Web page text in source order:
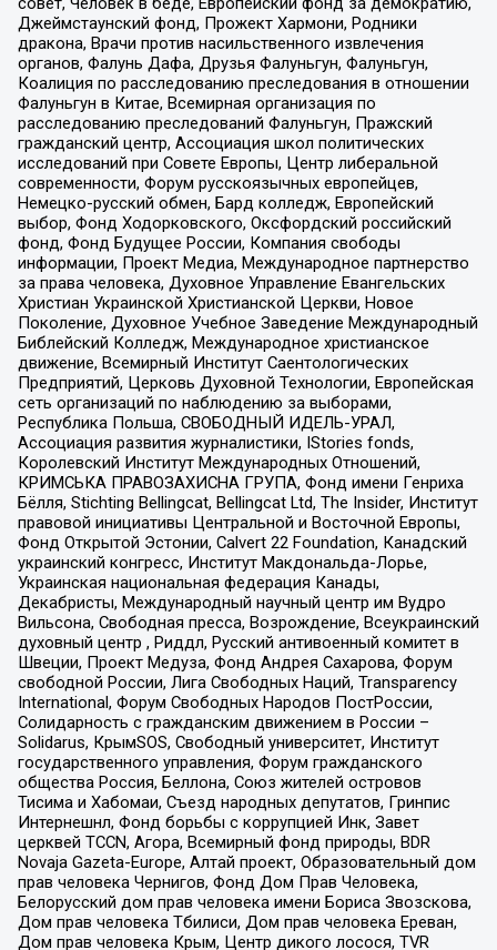
Джеймстаунский фонд, Прожект Хармони, Родники
дракона, Врачи против насильственного извлечения
органов, Фалунь Дафа, Друзья Фалуньгун, Фалуньгун,
Коалиция по расследованию преследования в отношении
Фалуньгун в Китае, Всемирная организация по
расследованию преследований Фалуньгун, Пражский
гражданский центр, Ассоциация школ политических
исследований при Совете Европы, Центр либеральной
современности, Форум русскоязычных европейцев,
Немецко-русский обмен, Бард колледж, Европейский
выбор, Фонд Ходорковского, Оксфордский российский
фонд, Фонд Будущее России, Компания свободы
информации, Проект Медиа, Международное партнерство
за права человека, Духовное Управление Евангельских
Христиан Украинской Христианской Церкви, Новое
Поколение, Духовное Учебное Заведение Международный
Библейский Колледж, Международное христианское
движение, Всемирный Институт Саентологических
Предприятий, Церковь Духовной Технологии, Европейская
сеть организаций по наблюдению за выборами,
Республика Польша, СВОБОДНЫЙ ИДЕЛЬ-УРАЛ,
Ассоциация развития журналистики, IStories fonds,
Королевский Институт Международных Отношений,
КРИМСЬКА ПРАВОЗАХИСНА ГРУПА, Фонд имени Генриха
Бёлля, Stichting Bellingcat, Bellingcat Ltd, The Insider, Институт
правовой инициативы Центральной и Восточной Европы,
Фонд Открытой Эстонии, Calvert 22 Foundation, Канадский
украинский конгресс, Институт Макдональда-Лорье,
Украинская национальная федерация Канады,
Декабристы, Международный научный центр им Вудро
Вильсона, Свободная пресса, Возрождение, Всеукраинский
духовный центр , Риддл, Русский антивоенный комитет в
Швеции, Проект Медуза, Фонд Андрея Сахарова, Форум
свободной России, Лига Свободных Наций, Transparеncy
International, Форум Свободных Народов ПостРоссии,
Солидарность с гражданским движением в России –
Solidarus, КрымSOS, Свободный университет, Институт
государственного управления, Форум гражданского
общества Россия, Беллона, Союз жителей островов
Тисима и Хабомаи, Съезд народных депутатов, Гринпис
Интернешнл, Фонд борьбы с коррупцией Инк, Завет
церквей TCCN, Агора, Всемирный фонд природы, BDR
Novaja Gazeta-Europe, Алтай проект, Образовательный дом
прав человека Чернигов, Фонд Дом Прав Человека,
Белорусский дом прав человека имени Бориса Звозскова,
Дом прав человека Тбилиси, Дом прав человека Ереван,
Дом прав человека Крым, Центр дикого лосося, TVR